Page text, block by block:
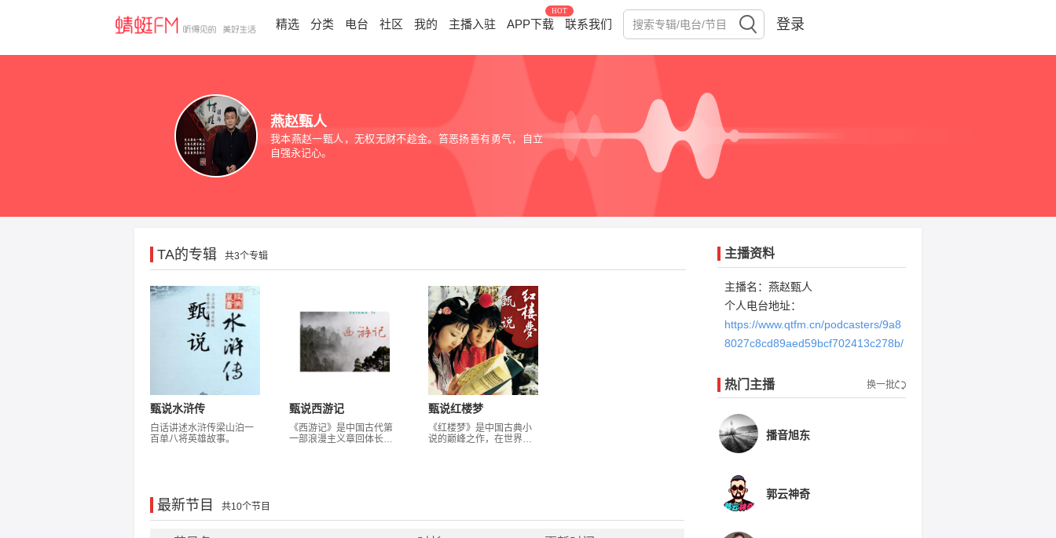
精选 分类 电台 社区 我的 主播入驻 APP下载
HOT
联系我们 登录
燕赵甄人
我本燕赵一甄人，无权无财不趁金。笞恶扬善有勇气，自立
自强永记心。
TA的专辑 共3个专辑
甄说水浒传
白话讲述水浒传梁山泊一
百单八将英雄故事。
甄说西游记
《西游记》是中国古代第
一部浪漫主义章回体长篇
甄说红楼梦
《红楼梦》是中国古典小
说的巅峰之作，在世界文
最新节目 共10个节目
主播资料
主播名：燕赵甄人
个人电台地址：
https://www.qtfm.cn/podcasters/9a8
8027c8cd89aed59bcf702413c278b/
热门主播 换一批
播音旭东
郭云神奇